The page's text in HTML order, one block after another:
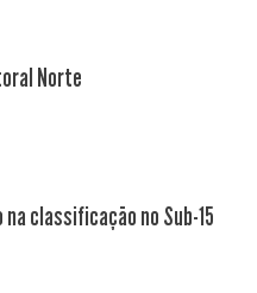
Norte
classificação no Sub-15